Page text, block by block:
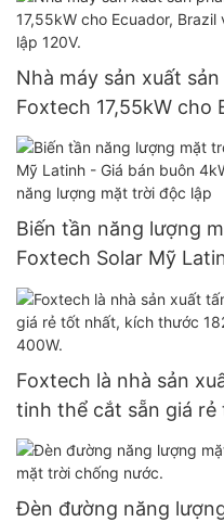
Nhà máy sản xuất
Foxtech 17,55kW cho
Colombia, hệ thống
Biến tần năng lượng
Foxtech Solar Mỹ
6kW 48V 120/240V -
trời độc lập
Foxtech là nhà sản
tinh thể cắt sẵn giá
182mm, công suất
Đèn đường năng